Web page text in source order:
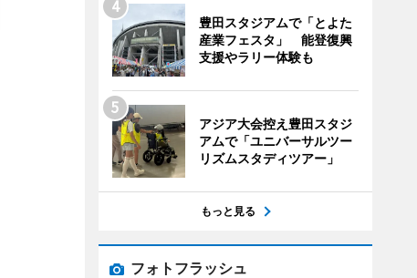
豊田スタジアムで「とよた
産業フェスタ」 能登復興
支援やラリー体験も
アジア大会控え豊田スタジ
アムで「ユニバーサルツー
リズムスタディツアー」
もっと見る
フォトフラッシュ